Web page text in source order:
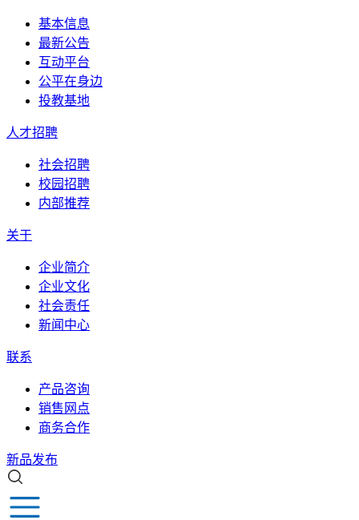
基本信息
最新公告
互动平台
公平在身边
投教基地
人才招聘
社会招聘
校园招聘
内部推荐
关于
企业简介
企业文化
社会责任
新闻中心
联系
产品咨询
销售网点
商务合作
新品发布